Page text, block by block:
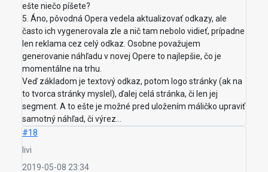
ešte niečo píšete?
5. Áno, pôvodná Opera vedela aktualizovať odkazy, ale
často ich vygenerovala zle a nič tam nebolo vidieť, prípadne
len reklama cez celý odkaz. Osobne považujem
generovanie náhľadu v novej Opere to najlepšie, čo je
momentálne na trhu.
Veď základom je textový odkaz, potom logo stránky (ak na
to tvorca stránky myslel), ďalej celá stránka, či len jej
segment. A to ešte je možné pred uložením máličko upraviť
samotný náhľad, či výrez...
#18
livi
2019-05-08 23:34